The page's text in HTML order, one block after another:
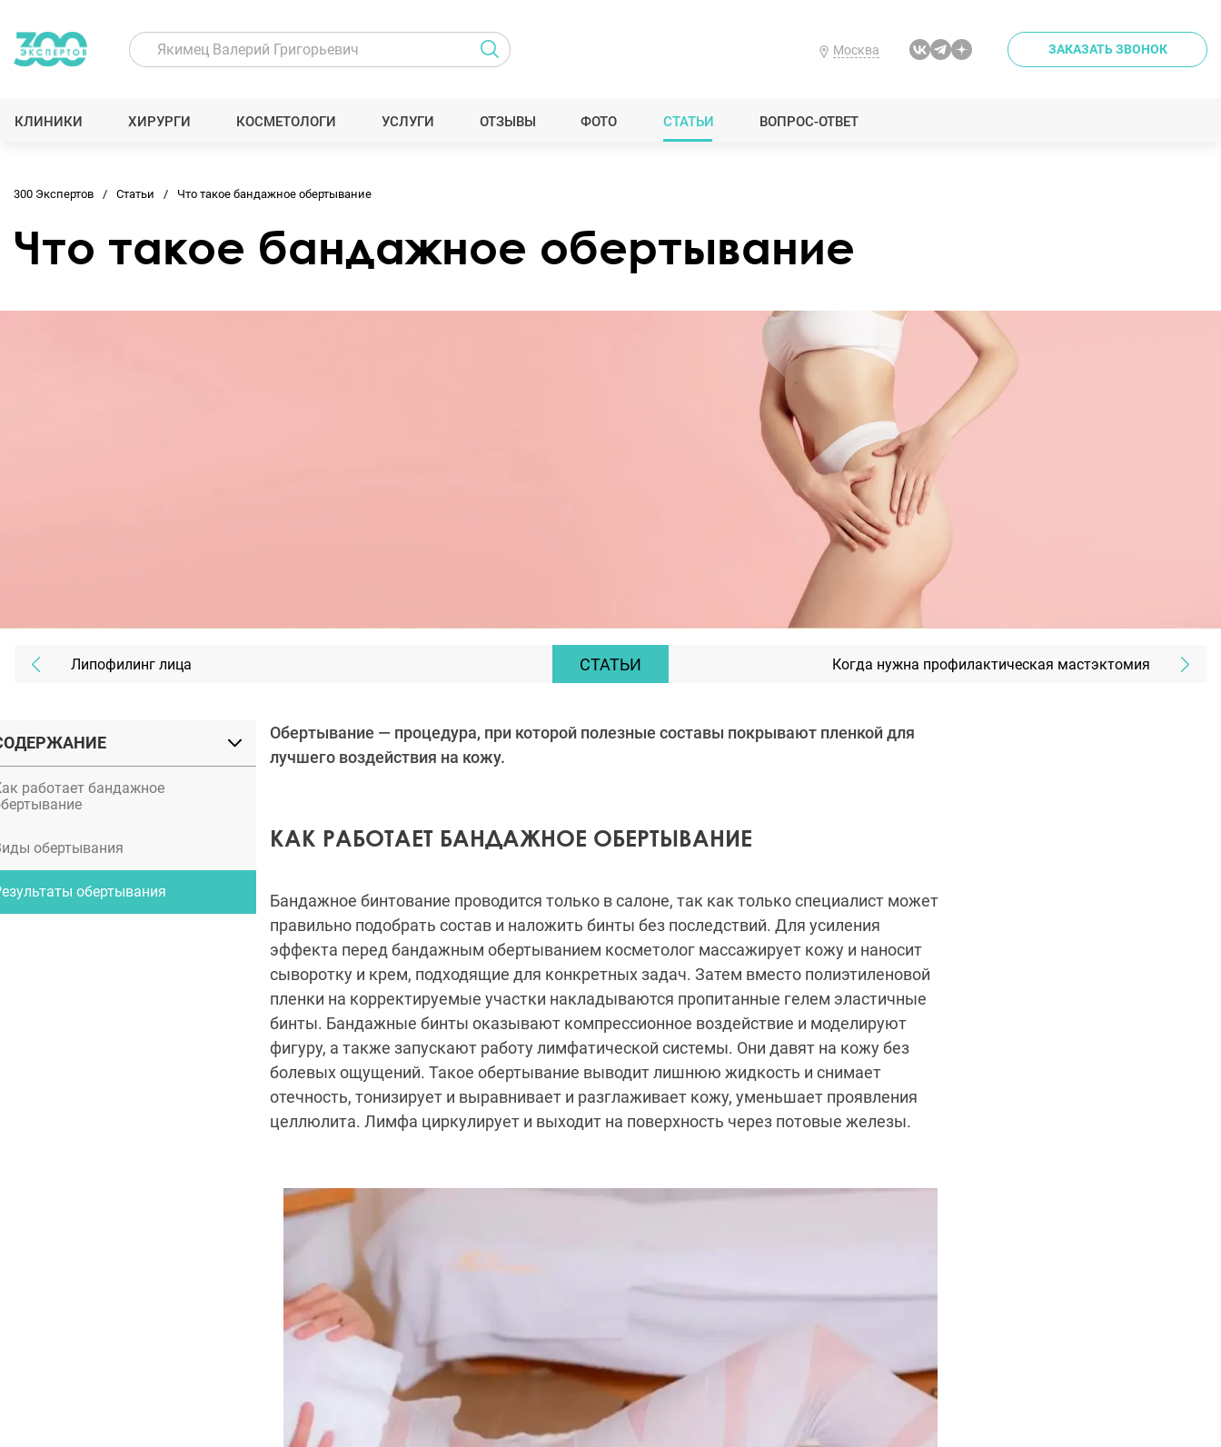
Москва ЗАКАЗАТЬ ЗВОНОК
КЛИНИКИ ХИРУРГИ КОСМЕТОЛОГИ УСЛУГИ ОТЗЫВЫ ФОТО СТАТЬИ ВОПРОС-ОТВЕТ
работает бандажное
обертывания
обертывания
300 Экспертов Статьи Что такое бандажное обертывание
Что такое бандажное обертывание
Липофилинг лица СТАТЬИ Когда нужна профилактическая мастэктомия
Обертывание — процедура, при которой полезные составы покрывают пленкой для
лучшего воздействия на кожу.
КАК РАБОТАЕТ БАНДАЖНОЕ ОБЕРТЫВАНИЕ
Бандажное бинтование проводится только в салоне, так как только специалист может
правильно подобрать состав и наложить бинты без последствий. Для усиления
эффекта перед бандажным обертыванием косметолог массажирует кожу и наносит
сыворотку и крем, подходящие для конкретных задач. Затем вместо полиэтиленовой
пленки на корректируемые участки накладываются пропитанные гелем эластичные
бинты. Бандажные бинты оказывают компрессионное воздействие и моделируют
фигуру, а также запускают работу лимфатической системы. Они давят на кожу без
болевых ощущений. Такое обертывание выводит лишнюю жидкость и снимает
отечность, тонизирует и выравнивает и разглаживает кожу, уменьшает проявления
целлюлита. Лимфа циркулирует и выходит на поверхность через потовые железы.